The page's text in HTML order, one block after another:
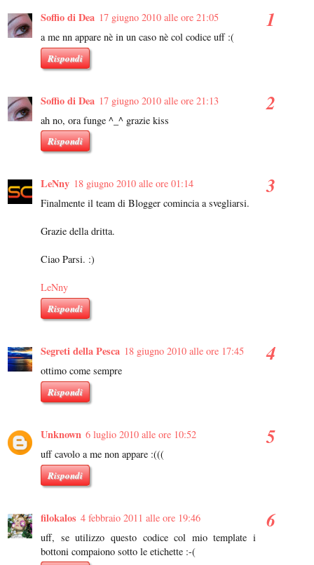
Soffio di Dea 17 giugno 2010 alle ore 21:05
a me nn appare nè in un caso nè col codice uff :(
Rispondi
Soffio di Dea 17 giugno 2010 alle ore 21:13
ah no, ora funge ^_^ grazie kiss
Rispondi
LeNny 18 giugno 2010 alle ore 01:14
Finalmente il team di Blogger comincia a svegliarsi.
Grazie della dritta.
Ciao Parsi. :)
LeNny
Rispondi
Segreti della Pesca 18 giugno 2010 alle ore 17:45
ottimo come sempre
Rispondi
Unknown 6 luglio 2010 alle ore 10:52
uff cavolo a me non appare :(((
Rispondi
filokalos 4 febbraio 2011 alle ore 19:46
uff, se utilizzo questo codice col mio template i
bottoni compaiono sotto le etichette :-(